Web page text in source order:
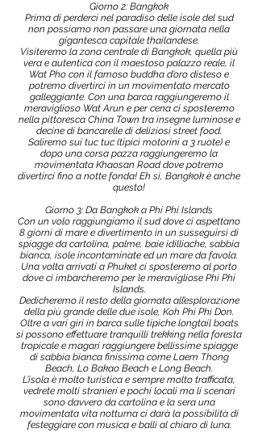
Giorno 2: Bangkok
Prima di perderci nel paradiso delle isole del sud
non possiamo non passare una giornata nella
gigantesca capitale thailandese.
Visiteremo la zona centrale di Bangkok, quella più
vera e autentica con il maestoso palazzo reale, il
Wat Pho con il famoso buddha d’oro disteso e
potremo divertirci in un movimentato mercato
galleggiante. Con una barca raggiungeremo il
meraviglioso Wat Arun e per cena ci sposteremo
nella pittoresca China Town tra insegne luminose e
decine di bancarelle di deliziosi street food.
Saliremo sui tuc tuc (tipici motorini a 3 ruote) e
dopo una corsa pazza raggiungeremo la
movimentata Khaosan Road dove potremo
divertirci fino a notte fonda! Eh si, Bangkok è anche
questo!
Giorno 3: Da Bangkok a Phi Phi Islands
Con un volo raggiungiamo il sud dove ci aspettano
8 giorni di mare e divertimento in un susseguirsi di
spiagge da cartolina, palme, baie idilliache, sabbia
bianca, isole incontaminate ed un mare da favola.
Una volta arrivati a Phuket ci sposteremo al porto
dove ci imbarcheremo per le meravigliose Phi Phi
Islands.
Dedicheremo il resto della giornata all’esplorazione
della più grande delle due isole, Koh Phi Phi Don.
Oltre a vari giri in barca sulle tipiche longtail boats
si possono effettuare tranquilli trekking nella foresta
tropicale e magari raggiungere bellissime spiagge
di sabbia bianca finissima come Laem Thong
Beach, Lo Bakao Beach e Long Beach.
L’isola è molto turistica e sempre molto trafficata,
vedrete molti stranieri e pochi locali ma li scenari
sono davvero da cartolina e la sera una
movimentata vita notturna ci darà la possibilità di
festeggiare con musica e balli al chiaro di luna.